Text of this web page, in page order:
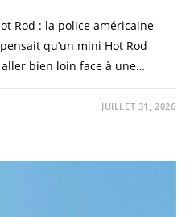
Rod : la police américaine
qu’un mini Hot Rod
bien loin face à une…
JUILLET 31, 2026